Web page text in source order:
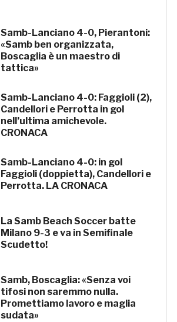
Samb-Lanciano 4-0, Pierantoni:
«Samb ben organizzata,
Boscaglia è un maestro di
tattica»
Samb-Lanciano 4-0: Faggioli (2),
Candellori e Perrotta in gol
nell’ultima amichevole.
CRONACA
Samb-Lanciano 4-0: in gol
Faggioli (doppietta), Candellori e
Perrotta. LA CRONACA
La Samb Beach Soccer batte
Milano 9-3 e va in Semifinale
Scudetto!
Samb, Boscaglia: «Senza voi
tifosi non saremmo nulla.
Promettiamo lavoro e maglia
sudata»